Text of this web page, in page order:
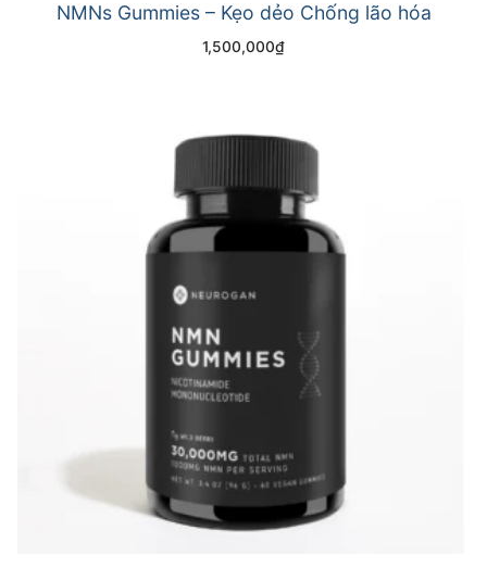
NMNs Gummies – Kẹo dẻo Chống lão hóa
1,500,000₫